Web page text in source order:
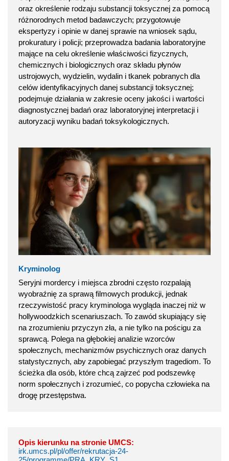
oraz określenie rodzaju substancji toksycznej za pomocą
różnorodnych metod badawczych; przygotowuje
ekspertyzy i opinie w danej sprawie na wniosek sądu,
prokuratury i policji; przeprowadza badania laboratoryjne
mające na celu określenie właściwości fizycznych,
chemicznych i biologicznych oraz składu płynów
ustrojowych, wydzielin, wydalin i tkanek pobranych dla
celów identyfikacyjnych danej substancji toksycznej;
podejmuje działania w zakresie oceny jakości i wartości
diagnostycznej badań oraz laboratoryjnej interpretacji i
autoryzacji wyniku badań toksykologicznych.
Kryminolog
Seryjni mordercy i miejsca zbrodni często rozpalają
wyobraźnię za sprawą filmowych produkcji, jednak
rzeczywistość pracy kryminologa wygląda inaczej niż w
hollywoodzkich scenariuszach. To zawód skupiający się
na zrozumieniu przyczyn zła, a nie tylko na pościgu za
sprawcą. Polega na głębokiej analizie wzorców
społecznych, mechanizmów psychicznych oraz danych
statystycznych, aby zapobiegać przyszłym tragediom. To
ścieżka dla osób, które chcą zajrzeć pod podszewkę
norm społecznych i zrozumieć, co popycha człowieka na
drogę przestępstwa.
Opis kierunku na stronie UMCS:
irk.umcs.pl/pl/offer/rekrutacja-24-